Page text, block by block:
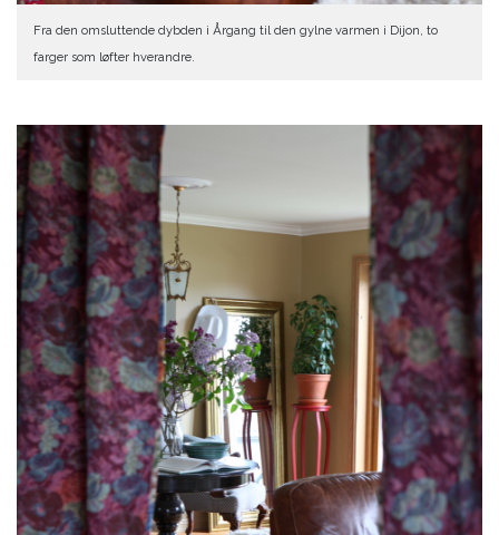
Fra den omsluttende dybden i Årgang til den gylne varmen i Dijon, to
farger som løfter hverandre.